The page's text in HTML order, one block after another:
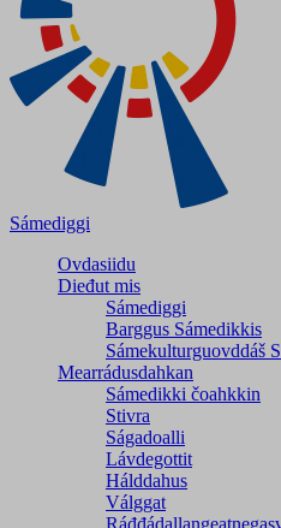
Sámediggi
Ovdasiidu
Dieđut mis
Sámediggi
Barggus Sámedikkis
Sámekulturguovddáš
Mearrádusdahkan
Sámedikki čoahkkin
Stivra
Ságadoalli
Lávdegottit
Hálddahus
Válggat